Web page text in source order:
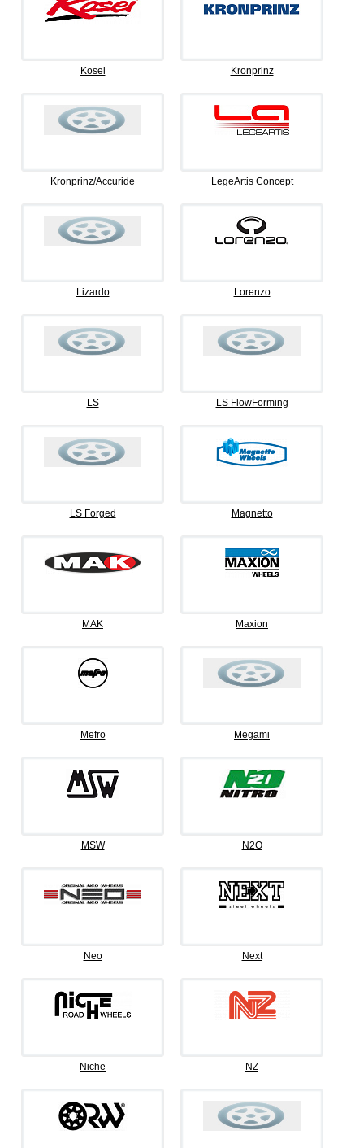
Kosei Kronprinz
Kronprinz/Accuride LegeArtis Concept
Lizardo Lorenzo
LS LS FlowForming
LS Forged Magnetto
MAK Maxion
Mefro Megami
MSW N2O
Neo Next
Niche NZ